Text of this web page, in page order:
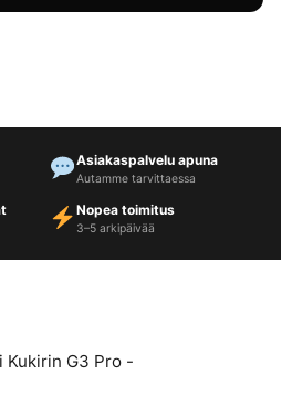
Asiakaspalvelu apuna
Autamme tarvittaessa
Nopea toimitus
3–5 arkipäivää
G3 Pro -